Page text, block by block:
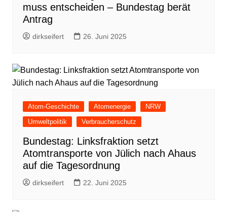
muss entscheiden – Bundestag berät
Antrag
dirkseifert 26. Juni 2025
Atom-Geschichte Atomenergie
NRW
Umweltpolitik
Verbraucherschutz
Bundestag: Linksfraktion setzt
Atomtransporte von Jülich nach Ahaus
auf die Tagesordnung
dirkseifert 22. Juni 2025